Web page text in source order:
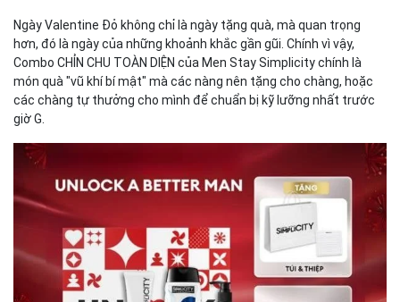
Ngày Valentine Đỏ không chỉ là ngày tặng quà, mà quan trọng
hơn, đó là ngày của những khoảnh khắc gần gũi. Chính vì vậy,
Combo CHỈN CHU TOÀN DIỆN của Men Stay Simplicity chính là
món quà "vũ khí bí mật" mà các nàng nên tặng cho chàng, hoặc
các chàng tự thưởng cho mình để chuẩn bị kỹ lưỡng nhất trước
giờ G.